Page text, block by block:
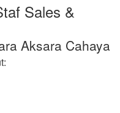
Sales &
Aksara Cahaya